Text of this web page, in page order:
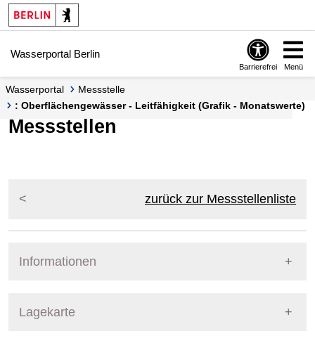
Springe zur Navigation
Springe zum Inhalt
Wasserportal Berlin
Barrierefrei Menü
Wasserportal
Messstelle
: Oberflächengewässer - Leitfähigkeit (Grafik - Monatswerte)
Messstellen
zurück zur Messstellenliste
Informationen
Lagekarte